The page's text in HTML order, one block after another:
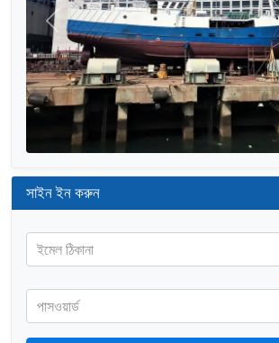
আগের
সাইন ইন করুন
ইমেল ঠিকানা
পাসওয়ার্ড